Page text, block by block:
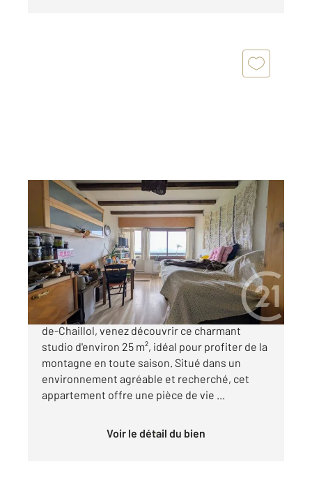
ST MICHEL DE CHAILLOL 05
24,58 m2 , 1 pièce
Ref : 1244
Appartement Studio à vendre
65 000 €
Au cœur de la station familiale de Saint-Michel-
de-Chaillol, venez découvrir ce charmant
studio d'environ 25 m², idéal pour profiter de la
montagne en toute saison. Situé dans un
environnement agréable et recherché, cet
appartement offre une pièce de vie ...
Voir le détail du bien